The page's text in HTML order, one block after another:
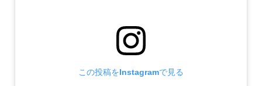
この投稿をInstagramで見る